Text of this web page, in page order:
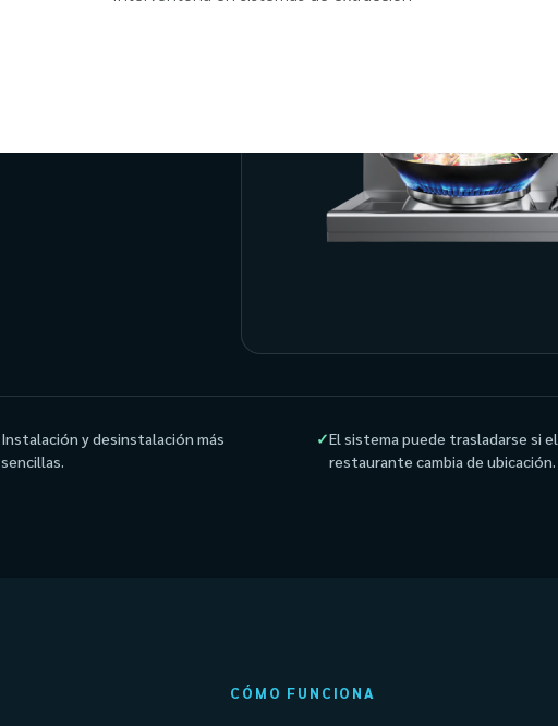
Instalación y desinstalación más
sencillas.
✓El sistema puede trasladarse si el
restaurante cambia de ubicación.
CÓMO FUNCIONA